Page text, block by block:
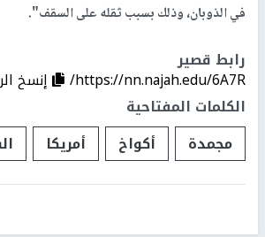
في الذوبان، وذلك بسبب ثقله على السقف".
رابط قصير
https://nn.najah.edu/6A7R/
إنسخ
الكلمات المفتاحية
مجمدة
أكواخ أمريكا